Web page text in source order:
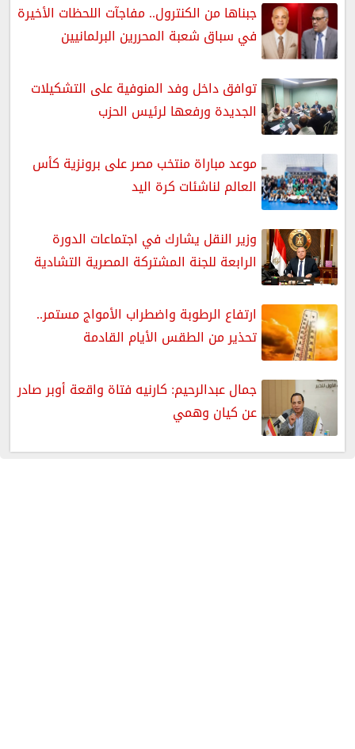
جبناها من الكنترول.. مفاجآت اللحظات الأخيرة
في سباق شعبة المحررين البرلمانيين
توافق داخل وفد المنوفية على التشكيلات
الجديدة ورفعها لرئيس الحزب
موعد مباراة منتخب مصر على برونزية كأس
العالم لناشئات كرة اليد
وزير النقل يشارك في اجتماعات الدورة
الرابعة للجنة المشتركة المصرية التشادية
ارتفاع الرطوبة واضطراب الأمواج مستمر..
تحذير من الطقس الأيام القادمة
جمال عبدالرحيم: كارنيه فتاة واقعة أوبر صادر
عن كيان وهمي